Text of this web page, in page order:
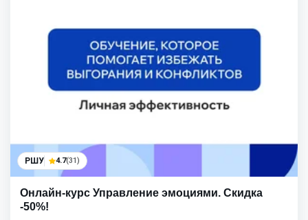
РШУ 4.7(31)
Онлайн-курс Управление эмоциями. Скидка
-50%!